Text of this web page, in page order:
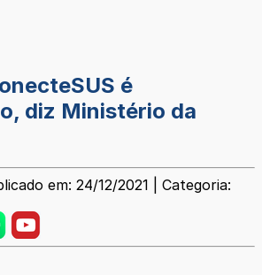
é
diz Ministério da
em: 24/12/2021 | Categoria: